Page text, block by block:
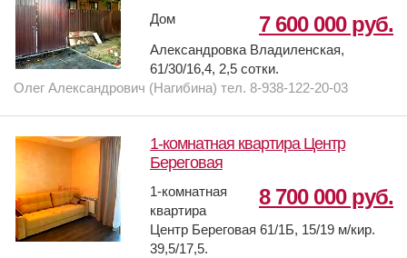
7 600 000 руб.
Дом
Александровка Владиленская,
61/30/16,4, 2,5 сотки.
Олег Александрович (Нагибина) тел. 8-938-122-20-03
1-комнатная квартира Центр
Береговая
8 700 000 руб.
1-комнатная
квартира
Центр Береговая 61/1Б, 15/19 м/кир.
39,5/17,5.